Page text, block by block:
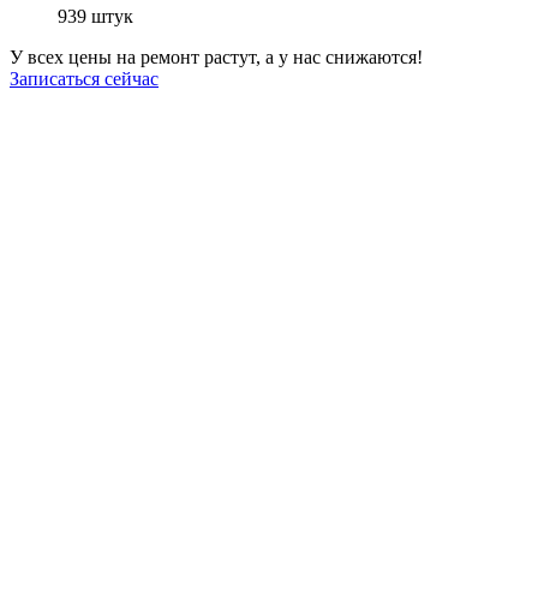
939 штук
У всех цены на ремонт растут, а у нас снижаются!
Записаться сейчас